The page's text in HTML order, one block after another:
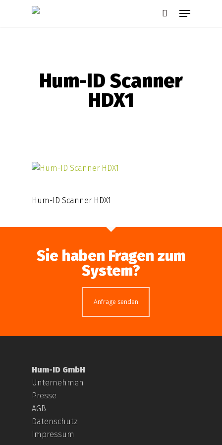
Menu
Hum-ID Scanner
HDX1
Hum-ID Scanner HDX1
Sie haben Fragen zum
System?
Anfrage senden
Hum-ID GmbH
Unternehmen
Presse
AGB
Datenschutz
Impressum